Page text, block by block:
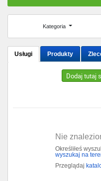
Kategoria
Usługi Produkty
Dodaj tutaj
Nie
Określiłeś
wyszukaj na
Przeglądaj
Katowice
Szczecin
Gdańsk